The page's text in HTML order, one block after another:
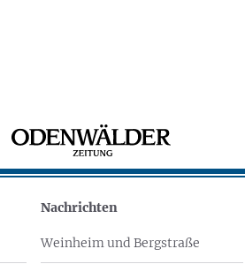
Nachrichten
Weinheim und Bergstraße